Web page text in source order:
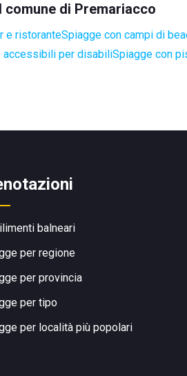
di Premariacco
e ristoranteSpiagge con campi di
accessibili per disabiliSpiagge con
balneari
per regione
per provincia
per tipo
per località più popolari